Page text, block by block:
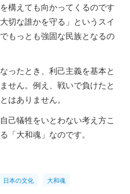
構えても向かってくるのです
切な誰かを守る」というスイ
もっとも強固な民族となるの
ったとき、利己主義を基本と
せん。例え、戦いで負けたと
はありません。
己犠牲をいとわない考え方こ
「大和魂」なのです。
日本の文化 大和魂